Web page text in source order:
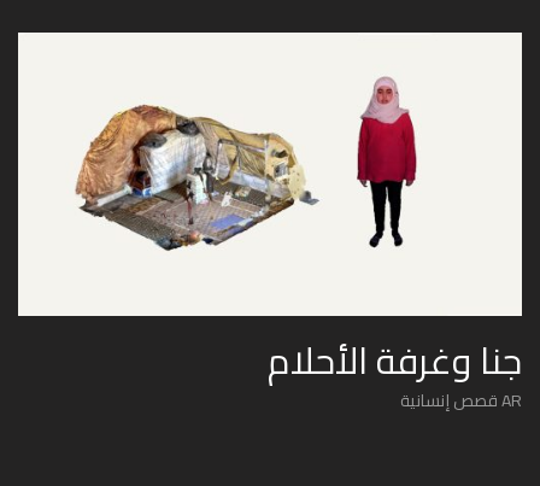
جنا وغرفة الأحلام
AR قصص إنسانية